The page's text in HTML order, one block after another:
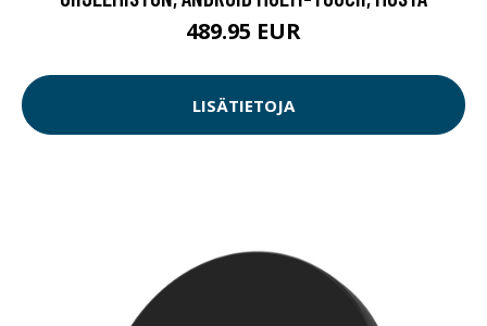
489.95 EUR
LISÄTIETOJA